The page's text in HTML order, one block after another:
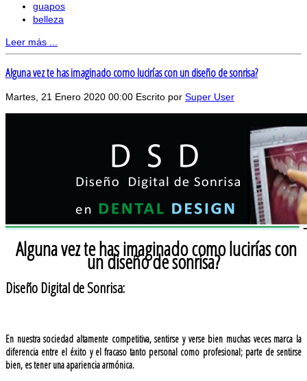
guapos
belleza
Leer más ...
Alguna vez te has imaginado como lucirías con un diseño de sonrisa?
Martes, 21 Enero 2020 00:00 Escrito por Super User
Alguna vez te has imaginado como lucirías con
un diseño de sonrisa?
Diseño Digital de Sonrisa:
En nuestra sociedad altamente competitiva, sentirse y verse bien muchas veces marca la
diferencia entre el éxito y el fracaso tanto personal como profesional; parte de sentirse
bien, es tener una apariencia armónica.